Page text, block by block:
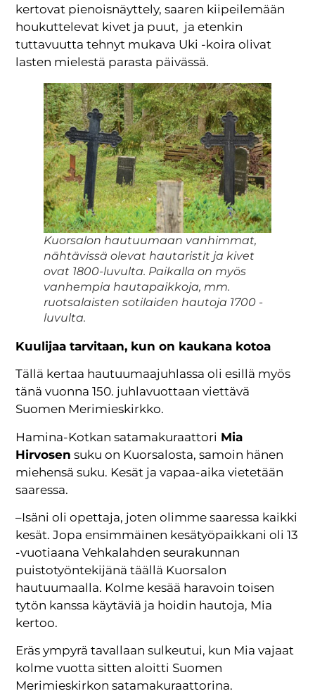
kertovat pienoisnäyttely, saaren kiipeilemään
houkuttelevat kivet ja puut, ja etenkin
tuttavuutta tehnyt mukava Uki -koira olivat
lasten mielestä parasta päivässä.
Kuorsalon hautuumaan vanhimmat,
nähtävissä olevat hautaristit ja kivet
ovat 1800-luvulta. Paikalla on myös
vanhempia hautapaikkoja, mm.
ruotsalaisten sotilaiden hautoja 1700 -
luvulta.
Kuulijaa tarvitaan, kun on kaukana kotoa
Tällä kertaa hautuumaajuhlassa oli esillä myös
tänä vuonna 150. juhlavuottaan viettävä
Suomen Merimieskirkko.
Hamina-Kotkan satamakuraattori Mia
Hirvosen suku on Kuorsalosta, samoin hänen
miehensä suku. Kesät ja vapaa-aika vietetään
saaressa.
–Isäni oli opettaja, joten olimme saaressa kaikki
kesät. Jopa ensimmäinen kesätyöpaikkani oli 13
-vuotiaana Vehkalahden seurakunnan
puistotyöntekijänä täällä Kuorsalon
hautuumaalla. Kolme kesää haravoin toisen
tytön kanssa käytäviä ja hoidin hautoja, Mia
kertoo.
Eräs ympyrä tavallaan sulkeutui, kun Mia vajaat
kolme vuotta sitten aloitti Suomen
Merimieskirkon satamakuraattorina.